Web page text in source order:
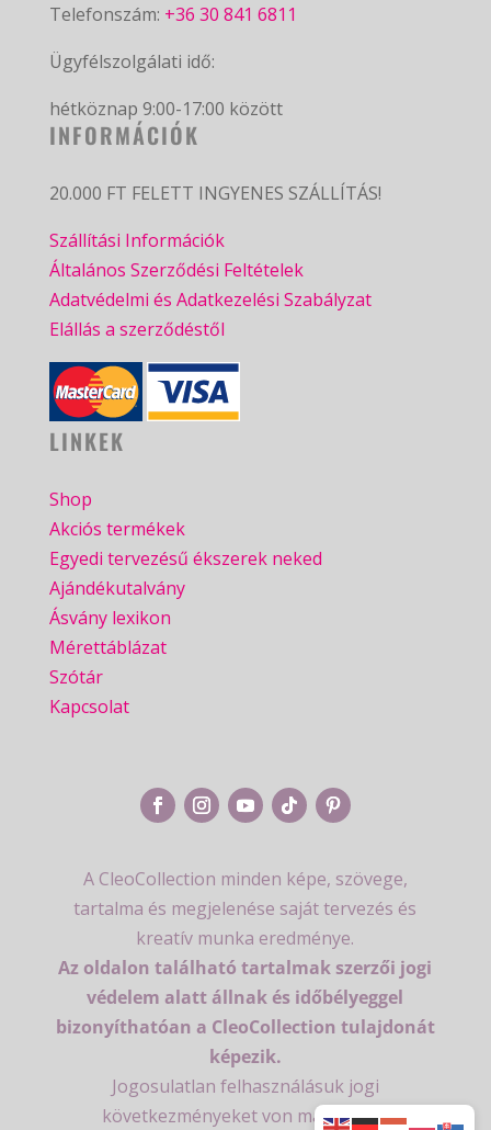
Telefonszám: +36 30 841 6811
Ügyfélszolgálati idő:
hétköznap 9:00-17:00 között
INFORMÁCIÓK
20.000 FT FELETT INGYENES SZÁLLÍTÁS!
Szállítási Információk
Általános Szerződési Feltételek
Adatvédelmi és Adatkezelési Szabályzat
Elállás a szerződéstől
LINKEK
Shop
Akciós termékek
Egyedi tervezésű ékszerek neked
Ajándékutalvány
Ásvány lexikon
Mérettáblázat
Szótár
Kapcsolat
A CleoCollection minden képe, szövege,
tartalma és megjelenése saját tervezés és
kreatív munka eredménye.
Az oldalon található tartalmak szerzői jogi
védelem alatt állnak és időbélyeggel
bizonyíthatóan a CleoCollection tulajdonát
képezik.
Jogosulatlan felhasználásuk jogi
következményeket von maga után.